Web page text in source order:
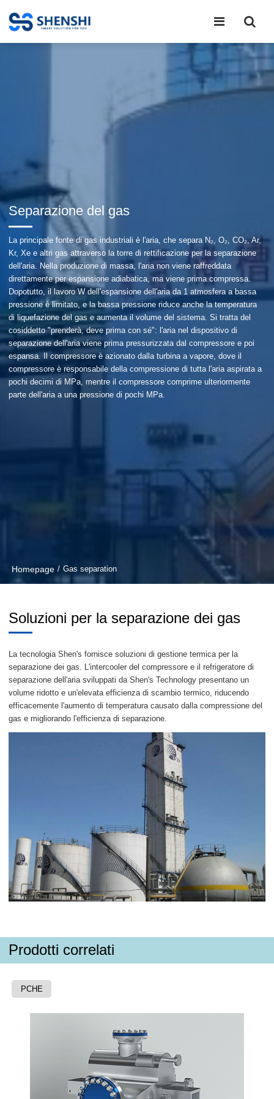
Separazione del gas
La principale fonte di gas industriali è l'aria, che separa N₂, O₂, CO₂, Ar,
Kr, Xe e altri gas attraverso la torre di rettificazione per la separazione
dell'aria. Nella produzione di massa, l'aria non viene raffreddata
direttamente per espansione adiabatica, ma viene prima compressa.
Dopotutto, il lavoro W dell'espansione dell'aria da 1 atmosfera a bassa
pressione è limitato, e la bassa pressione riduce anche la temperatura
di liquefazione del gas e aumenta il volume del sistema. Si tratta del
cosiddetto "prenderà, deve prima con sé": l'aria nel dispositivo di
separazione dell'aria viene prima pressurizzata dal compressore e poi
espansa. Il compressore è azionato dalla turbina a vapore, dove il
compressore è responsabile della compressione di tutta l'aria aspirata a
pochi decimi di MPa, mentre il compressore comprime ulteriormente
parte dell'aria a una pressione di pochi MPa.
Homepage / Gas separation
Soluzioni per la separazione dei gas
La tecnologia Shen's fornisce soluzioni di gestione termica per la
separazione dei gas. L'intercooler del compressore e il refrigeratore di
separazione dell'aria sviluppati da Shen's Technology presentano un
volume ridotto e un'elevata efficienza di scambio termico, riducendo
efficacemente l'aumento di temperatura causato dalla compressione del
gas e migliorando l'efficienza di separazione.
Prodotti correlati
PCHE